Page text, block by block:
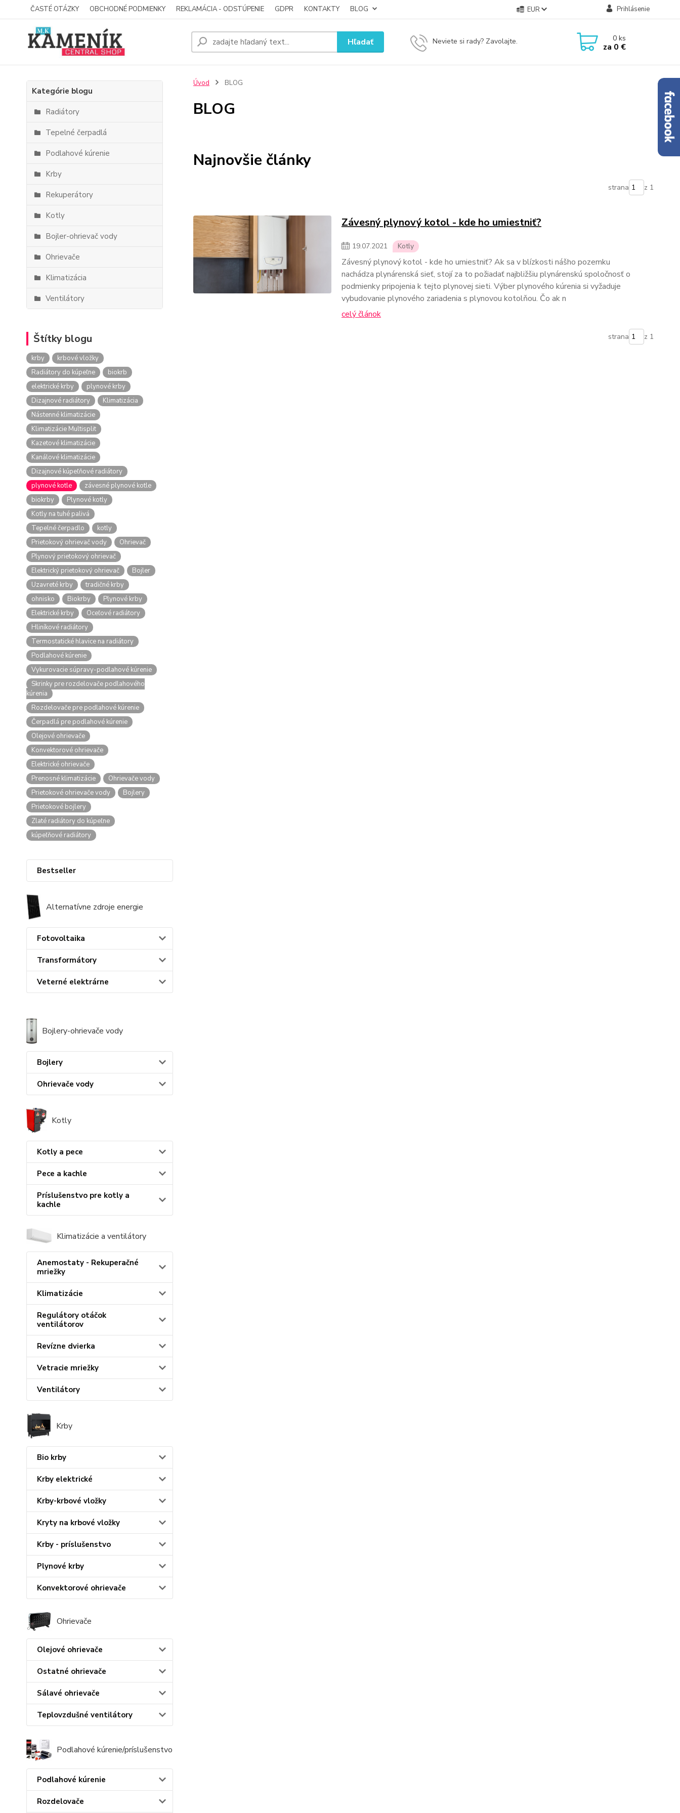
ČASTÉ OTÁZKY OBCHODNÉ PODMIENKY REKLAMÁCIA - ODSTÚPENIE GDPR KONTAKTY BLOG EUR Prihlásenie
Hľadať Neviete si rady? Zavolajte. 0ks
za 0 €
Kategórie blogu
Radiátory
Tepelné čerpadlá
Podlahové kúrenie
Krby
Rekuperátory
Kotly
Bojler-ohrievač vody
Ohrievače
Klimatizácia
Ventilátory
Štítky blogu
krby
krbové vložky
Radiátory do kúpeľne
biokrb
elektrické krby
plynové krby
Dizajnové radiátory
Klimatizácia
Nástenné klimatizácie
Klimatizácie Multisplit
Kazetové klimatizácie
Kanálové klimatizácie
Dizajnové kúpeľňové radiátory
plynové kotle
závesné plynové kotle
biokrby
Plynové kotly
Kotly na tuhé palivá
Tepelné čerpadlo
kotly
Prietokový ohrievač vody
Ohrievač
Plynový prietokový ohrievač
Elektrický prietokový ohrievač
Bojler
Uzavreté krby
tradičné krby
ohnisko
Biokrby
Plynové krby
Elektrické krby
Oceľové radiátory
Hliníkové radiátory
Termostatické hlavice na radiátory
Podlahové kúrenie
Vykurovacie súpravy-podlahové kúrenie
Skrinky pre rozdelovače podlahového
kúrenia
Rozdelovače pre podlahové kúrenie
Čerpadlá pre podlahové kúrenie
Olejové ohrievače
Konvektorové ohrievače
Elektrické ohrievače
Prenosné klimatizácie
Ohrievače vody
Prietokové ohrievače vody
Bojlery
Prietokové bojlery
Zlaté radiátory do kúpeľne
kúpeľňové radiátory
Bestseller
Alternatívne zdroje energie
Fotovoltaika
Transformátory
Veterné elektrárne
Bojlery-ohrievače vody
Bojlery
Ohrievače vody
Kotly
Kotly a pece
Pece a kachle
Príslušenstvo pre kotly a
kachle
Klimatizácie a ventilátory
Anemostaty - Rekuperačné
mriežky
Klimatizácie
Regulátory otáčok
ventilátorov
Revízne dvierka
Vetracie mriežky
Ventilátory
Krby
Bio krby
Krby elektrické
Krby-krbové vložky
Kryty na krbové vložky
Krby - príslušenstvo
Plynové krby
Konvektorové ohrievače
Ohrievače
Olejové ohrievače
Ostatné ohrievače
Sálavé ohrievače
Teplovzdušné ventilátory
Podlahové kúrenie/príslušenstvo
Podlahové kúrenie
Rozdelovače
Úvod BLOG
BLOG
Najnovšie články
strana z 1
Závesný plynový kotol - kde ho umiestniť?
19.07.2021 Kotly
Závesný plynový kotol - kde ho umiestniť? Ak sa v blízkosti nášho pozemku
nachádza plynárenská sieť, stojí za to požiadať najbližšiu plynárenskú spoločnosť o
podmienky pripojenia k tejto plynovej sieti. Výber plynového kúrenia si vyžaduje
vybudovanie plynového zariadenia s plynovou kotolňou. Čo ak n
celý článok
strana z 1